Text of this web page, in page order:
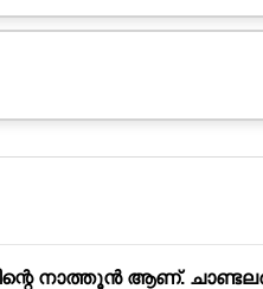
നാത്തൂൻ ആണ്.